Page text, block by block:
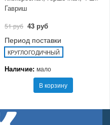
Гавриш
51 руб 43 руб
Период поставки
КРУГЛОГОДИЧНЫЙ
Наличие: мало
В корзину